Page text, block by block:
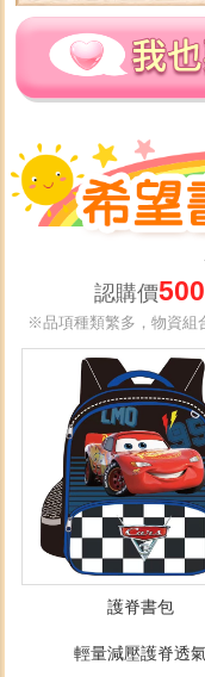
認購價500
※品項種類繁多，物資組
護脊書包
輕量減壓護脊透